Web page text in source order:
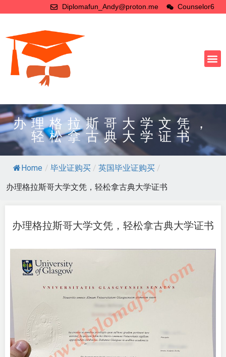
Diplomafun_Andy@proton.me Counselor6
办理格拉斯哥大学文凭，
轻松拿古典大学证书
Home / 毕业证购买 / 英国毕业证购买 /
办理格拉斯哥大学文凭，轻松拿古典大学证书
办理格拉斯哥大学文凭，轻松拿古典大学证书